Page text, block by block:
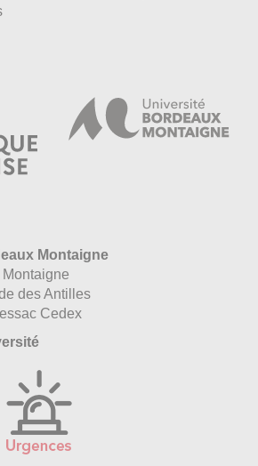
Montaigne
des Antilles
Cedex